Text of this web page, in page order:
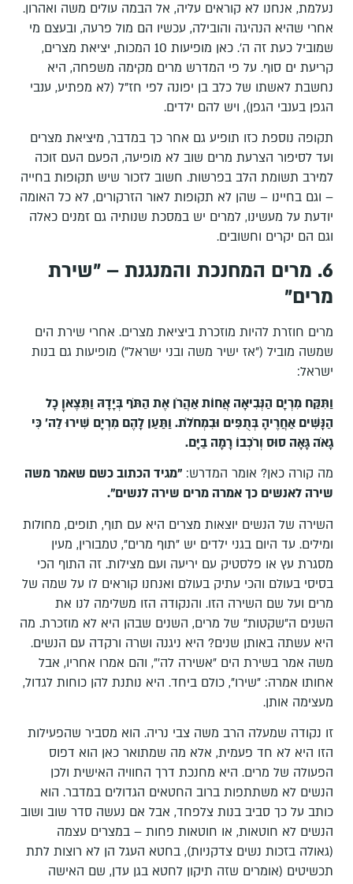
נעלמת, אנחנו לא קוראים עליה, אל הבמה עולים משה ואהרון.
אחרי שהיא הנהיגה והובילה, עכשיו הם מול פרעה, ובעצם מי
שמוביל כעת זה ה'. כאן מופיעות 10 המכות, יציאת מצרים,
קריעת ים סוף. על פי המדרש מרים מקימה משפחה, היא
נחשבת לאשתו של כלב בן יפונה לפי חז"ל (לא מפתיע, ענבי
הגפן בענבי הגפן), ויש להם ילדים.
תקופה נוספת כזו תופיע גם אחר כך במדבר, מיציאת מצרים
ועד לסיפור הצרעת מרים שוב לא מופיעה, הפעם העם זוכה
למירב תשומת הלב בפרשות. חשוב לזכור שיש תקופות בחייה
– וגם בחיינו – שהן לא תקופות לאור הזרקורים, לא כל האומה
יודעת על מעשינו, למרים יש במסכת שנותיה גם זמנים כאלה
וגם הם יקרים וחשובים.
6. מרים המחנכת והמנגנת – "שירת
מרים"
מרים חוזרת להיות מוזכרת ביציאת מצרים. אחרי שירת הים
שמשה מוביל ("אז ישיר משה ובני ישראל") מופיעות גם בנות
ישראל:
וַתִּקַּח מִרְיָם הַנְּבִיאָה אֲחוֹת אַהֲרֹן אֶת הַתֹּף בְּיָדָהּ וַתֵּצֶאןָ כָל
הַנָּשִׁים אַחֲרֶיהָ בְּתֻפִּים וּבִמְחֹלֹת. וַתַּעַן לָהֶם מִרְיָם שִׁירוּ לַה' כִּי
גָאֹה גָּאָה סוּס וְרֹכְבוֹ רָמָה בַיָּם.
מה קורה כאן? אומר המדרש: "מגיד הכתוב כשם שאמר משה
שירה לאנשים כך אמרה מרים שירה לנשים".
השירה של הנשים יוצאות מצרים היא עם תוף, תופים, מחולות
ומילים. עד היום בגני ילדים יש "תוף מרים", טמבורין, מעין
מסגרת עץ או פלסטיק עם יריעה ועם מצילות. זה התוף הכי
בסיסי בעולם והכי עתיק בעולם ואנחנו קוראים לו על שמה של
מרים ועל שם השירה הזו. והנקודה הזו משלימה לנו את
השנים ה"שקטות" של מרים, השנים שבהן היא לא מוזכרת. מה
היא עשתה באותן שנים? היא ניגנה ושרה ורקדה עם הנשים.
משה אמר בשירת הים "אשירה לה'", והם אמרו אחריו, אבל
אחותו אמרה: "שירו", כולם ביחד. היא נותנת להן כוחות לגדול,
מעצימה אותן.
זו נקודה שמעלה הרב משה צבי נריה. הוא מסביר שהפעילות
הזו היא לא חד פעמית, אלא מה שמתואר כאן הוא דפוס
הפעולה של מרים. היא מחנכת דרך החוויה האישית ולכן
הנשים לא משתתפות ברוב החטאים הגדולים במדבר. הוא
כותב על כך סביב בנות צלפחד, אבל אם נעשה סדר שוב ושוב
הנשים לא חוטאות, או חוטאות פחות – במצרים עצמה
(גאולה בזכות נשים צדקניות), בחטא העגל הן לא רוצות לתת
תכשיטים (אומרים שזה תיקון לחטא בגן עדן, שם האישה